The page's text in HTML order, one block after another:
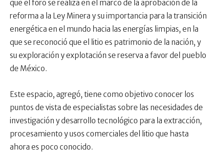
que el foro se realiza en el marco de la aprobación de la
reforma a la Ley Minera y su importancia para la transición
energética en el mundo hacia las energías limpias, en la
que se reconoció que el litio es patrimonio de la nación, y
su exploración y explotación se reserva a favor del pueblo
de México.
Este espacio, agregó, tiene como objetivo conocer los
puntos de vista de especialistas sobre las necesidades de
investigación y desarrollo tecnológico para la extracción,
procesamiento y usos comerciales del litio que hasta
ahora es poco conocido.